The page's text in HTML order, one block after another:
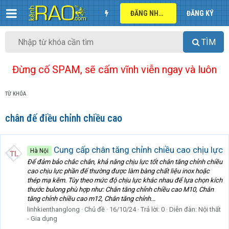
ĐĂNG NHẬP ĐĂNG KÝ
TÌM
Đừng cố SPAM, sẽ cấm vĩnh viễn ngay và luôn
TỪ KHÓA
chân đế điều chỉnh chiều cao
Hà Nội Cung cấp chân tăng chỉnh chiều cao chịu lực
Để đảm bảo chắc chắn, khả năng chịu lực tốt chân tăng chỉnh chiều
cao chịu lực phần đế thường được làm bàng chất liệu inox hoặc
thép mạ kẽm. Tùy theo mức độ chịu lực khác nhau để lựa chọn kích
thước bulong phù hợp như: Chân tăng chỉnh chiều cao M10, Chân
tăng chỉnh chiều cao m12, Chân tăng chỉnh...
linhkienthanglong
Chủ đề 16/10/24 Trả lời: 0 Diễn đàn: Nội thất
- Gia dụng